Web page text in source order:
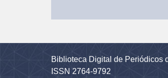
Biblioteca Digital de Periódicos
ISSN 2764-9792